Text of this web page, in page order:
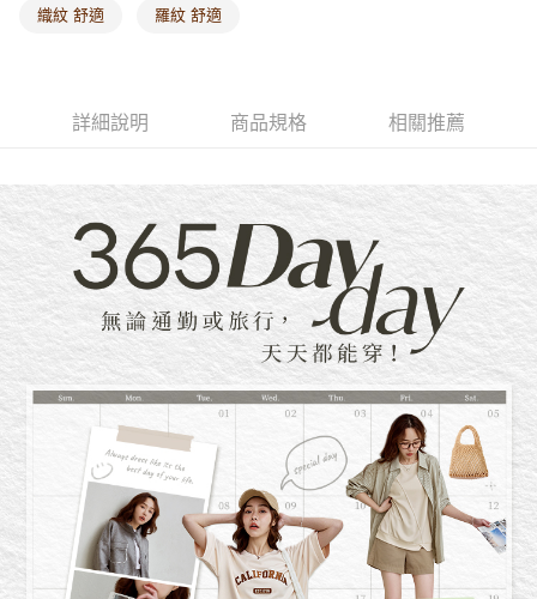
海外配送-其他亞洲地區
織紋 舒適 羅紋 舒適
詳細說明 商品規格 相關推薦